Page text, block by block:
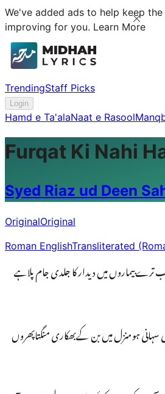
We've added ads to help keep
improving for you. Learn More
TrendingStaff Picks
Login
Hamd e Ta'alaNaat e Rasool
Furqat Ki Nahi
Syed Riaz ud Deen
OriginalOriginal
Roman EnglishTransliterated
میں دیدار کا جلدی جام پلاہے
سہانی ہومنزل میں بن کےبھکاری منگتاپھروں